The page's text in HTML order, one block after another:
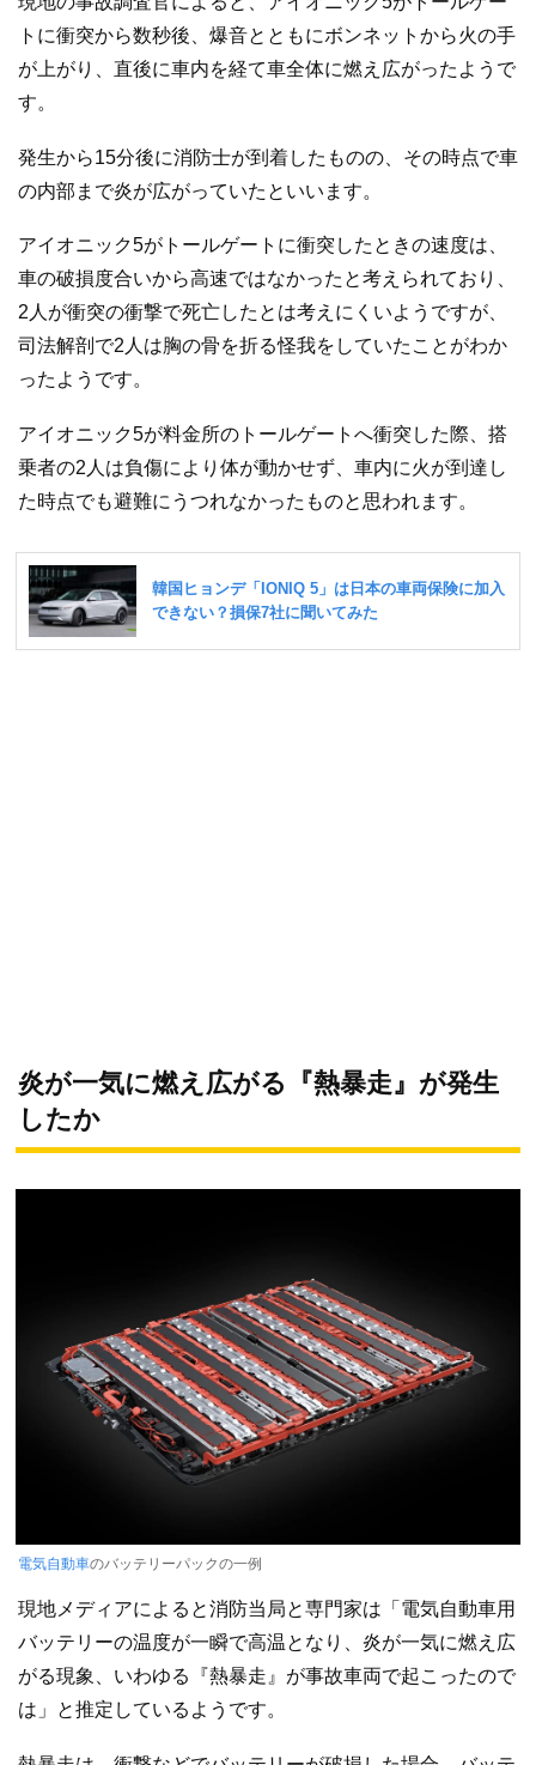
トに衝突から数秒後、爆音とともにボンネットから火の手
が上がり、直後に車内を経て車全体に燃え広がったようで
す。
発生から15分後に消防士が到着したものの、その時点で車
の内部まで炎が広がっていたといいます。
アイオニック5がトールゲートに衝突したときの速度は、
車の破損度合いから高速ではなかったと考えられており、
2人が衝突の衝撃で死亡したとは考えにくいようですが、
司法解剖で2人は胸の骨を折る怪我をしていたことがわか
ったようです。
アイオニック5が料金所のトールゲートへ衝突した際、搭
乗者の2人は負傷により体が動かせず、車内に火が到達し
た時点でも避難にうつれなかったものと思われます。
炎が一気に燃え広がる『熱暴走』が発生
したか
電気自動車のバッテリーパックの一例
現地メディアによると消防当局と専門家は「電気自動車用
バッテリーの温度が一瞬で高温となり、炎が一気に燃え広
がる現象、いわゆる『熱暴走』が事故車両で起こったので
は」と推定しているようです。